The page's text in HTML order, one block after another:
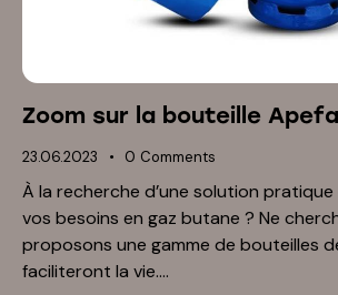
Zoom sur la bouteille
23.06.2023 0 Comments
À la recherche d’une solution
vos besoins en gaz butane ? Ne
proposons une gamme de bouteilles
faciliteront la vie.…